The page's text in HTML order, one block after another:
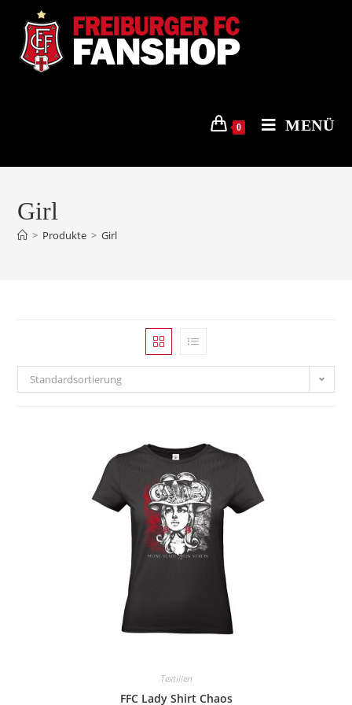
Inhalt
springen
0 MENÜ
Girl
> Produkte > Girl
Standardsortierung
Textilien
FFC Lady Shirt Chaos